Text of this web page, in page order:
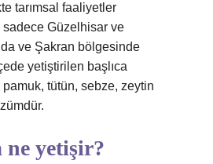
tarımsal faaliyetler
sadece Güzelhisar ve
ve Şakran bölgesinde
yetiştirilen başlıca
pamuk, tütün, sebze, zeytin
ne yetişir?